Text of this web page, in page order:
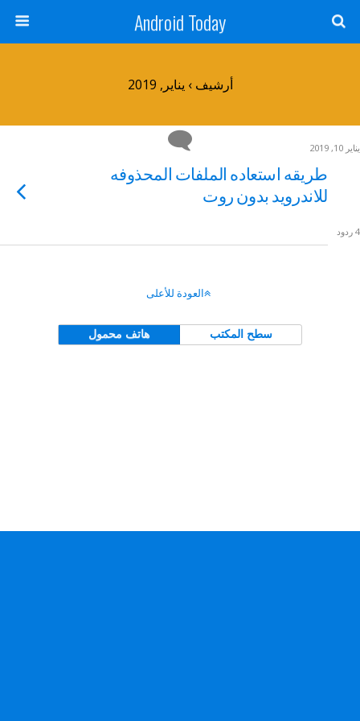
Android Today
أرشيف › يناير, 2019
يناير 10, 2019
طريقه استعاده الملفات المحذوفه
للاندرويد بدون روت
4 ردود
العودة للأعلى
هاتف محمول سطح المكتب